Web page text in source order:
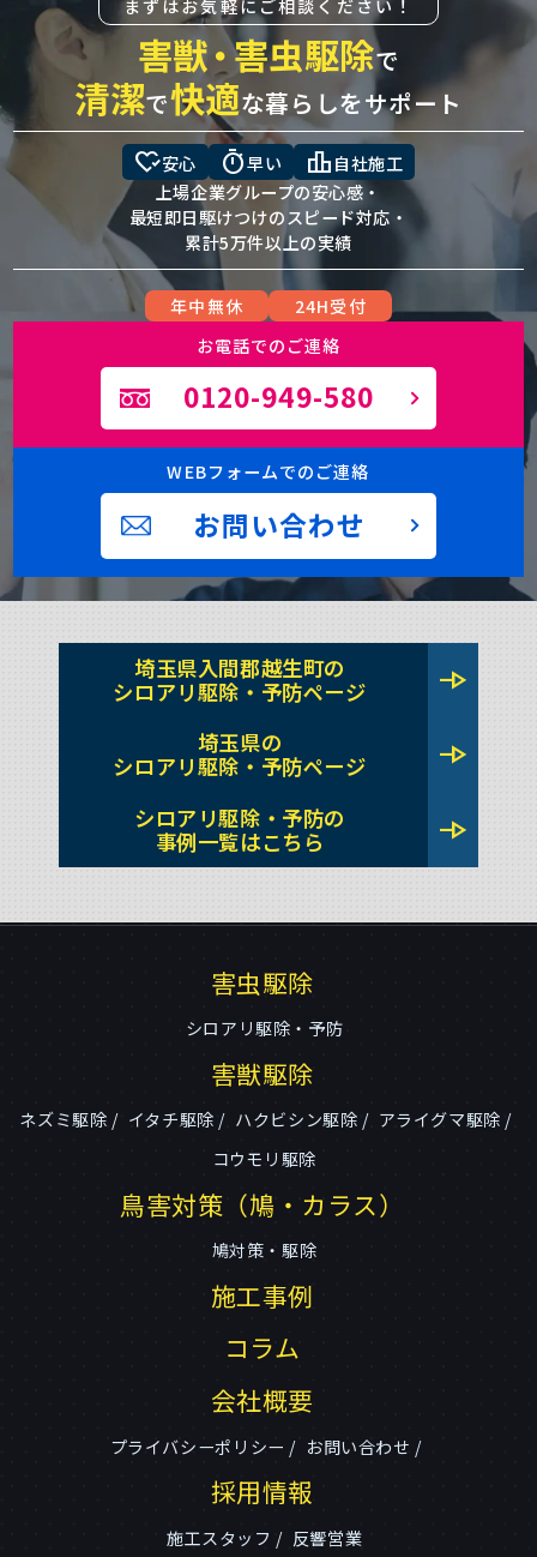
まずはお気軽にご相談ください！
害獣・害虫駆除で
清潔で快適な暮らしをサポート
heart_check安心 timer早い leaderboard 自社施工
上場企業グループの安心感・
最短即日駆けつけのスピード対応・
累計5万件以上の実績
年中無休
24H受付
お電話でのご連絡
0120-949-580
WEBフォームでのご連絡
お問い合わせ
埼玉県入間郡越生町の
シロアリ駆除・予防ページ
line_end_arrow
埼玉県の
シロアリ駆除・予防ページ
line_end_arrow
シロアリ駆除・予防の
事例一覧はこちら
line_end_arrow
害虫駆除
シロアリ駆除・予防
害獣駆除
ネズミ駆除 イタチ駆除 ハクビシン駆除
アライグマ駆除
コウモリ駆除
鳥害対策（鳩・カラス）
鳩対策・駆除
施工事例
コラム
会社概要
プライバシーポリシー お問い合わせ
採用情報
施工スタッフ 反響営業